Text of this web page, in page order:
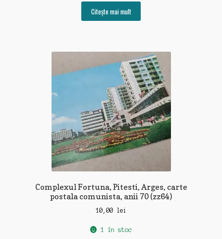
Citește mai mult
Complexul Fortuna, Pitesti, Arges, carte
postala comunista, anii 70 (zz64)
10,00 lei
1 în stoc